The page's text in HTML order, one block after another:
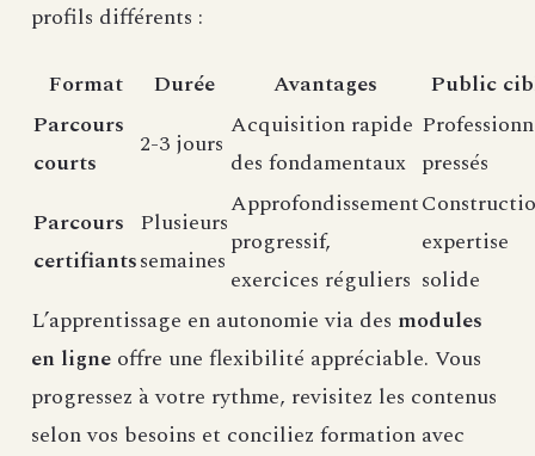
profils différents :
Format Durée Avantages
Public
Parcours
courts
2-3 jours
Acquisition rapide
des fondamentaux pressés
Parcours
certifiants
Plusieurs
semaines
Approfondissement
progressif,
exercices réguliers
expertise
solide
L’apprentissage en autonomie via des modules
en ligne offre une flexibilité appréciable. Vous
progressez à votre rythme, revisitez les contenus
selon vos besoins et conciliez formation avec